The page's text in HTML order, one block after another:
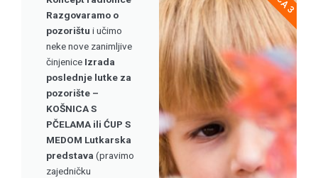
Razgovaramo o
pozorištu i učimo
neke nove zanimljive
činjenice Izrada
poslednje lutke za
pozorište –
KOŠNICA S
PČELAMA ili ĆUP S
MEDOM Lutkarska
predstava (pravimo
zajedničku